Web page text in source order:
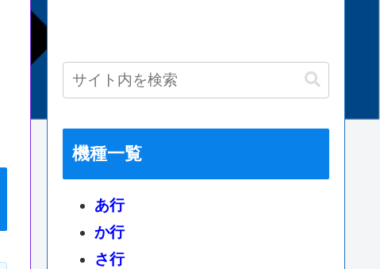
機種一覧
あ行
か行
さ行